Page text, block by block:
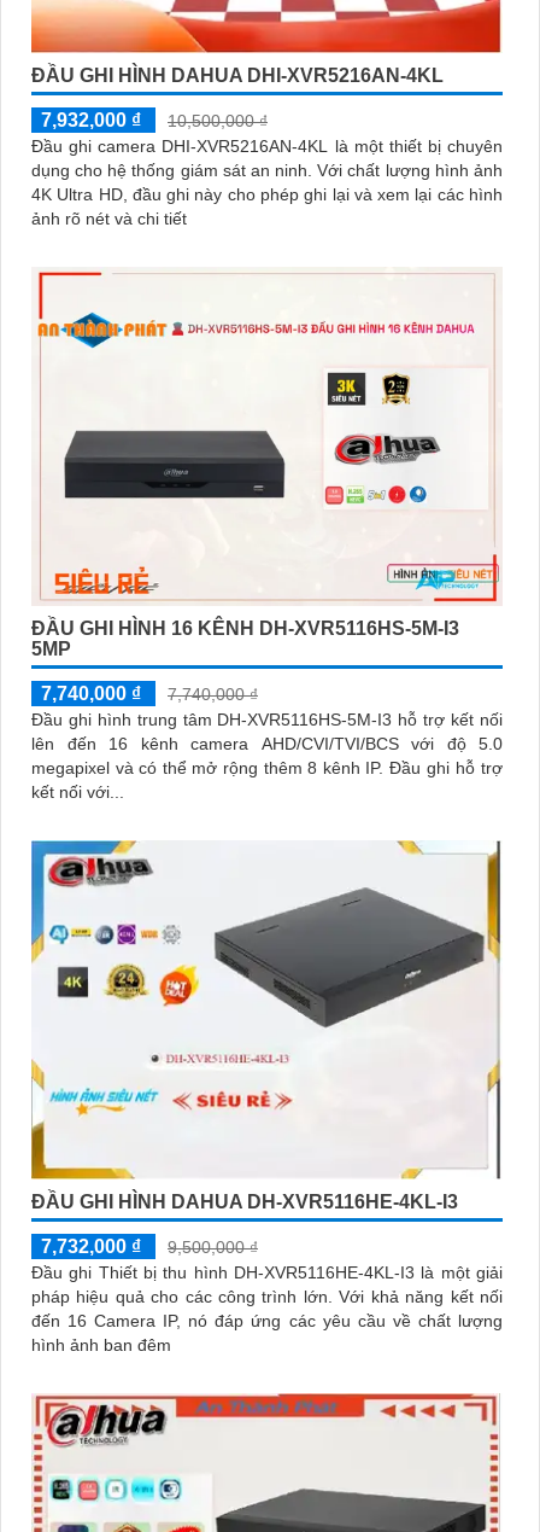
ĐẦU GHI HÌNH DAHUA DHI-XVR5216AN-4KL
7,932,000 ₫
10,500,000 ₫
Đầu ghi camera DHI-XVR5216AN-4KL là một thiết bị chuyên
dụng cho hệ thống giám sát an ninh. Với chất lượng hình ảnh
4K Ultra HD, đầu ghi này cho phép ghi lại và xem lại các hình
ảnh rõ nét và chi tiết
ĐẦU GHI HÌNH 16 KÊNH DH-XVR5116HS-5M-I3
5MP
7,740,000 ₫
7,740,000 ₫
Đầu ghi hình trung tâm DH-XVR5116HS-5M-I3 hỗ trợ kết nối
lên đến 16 kênh camera AHD/CVI/TVI/BCS với độ 5.0
megapixel và có thể mở rộng thêm 8 kênh IP. Đầu ghi hỗ trợ
kết nối với...
ĐẦU GHI HÌNH DAHUA DH-XVR5116HE-4KL-I3
7,732,000 ₫
9,500,000 ₫
Đầu ghi Thiết bị thu hình DH-XVR5116HE-4KL-I3 là một giải
pháp hiệu quả cho các công trình lớn. Với khả năng kết nối
đến 16 Camera IP, nó đáp ứng các yêu cầu về chất lượng
hình ảnh ban đêm